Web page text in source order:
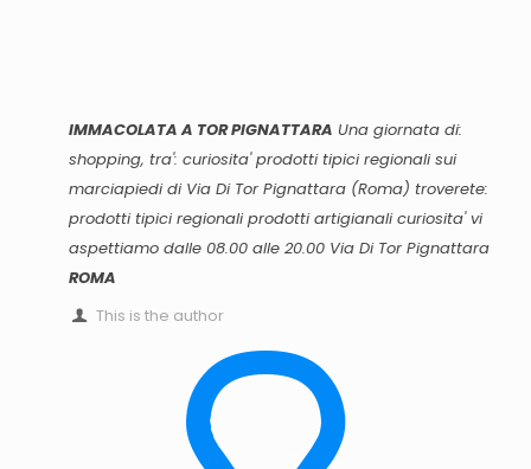
IMMACOLATA A TOR PIGNATTARA Una giornata di:
shopping, tra': curiosita' prodotti tipici regionali sui
marciapiedi di Via Di Tor Pignattara (Roma) troverete:
prodotti tipici regionali prodotti artigianali curiosita' vi
aspettiamo dalle 08.00 alle 20.00 Via Di Tor Pignattara
ROMA
This is the author